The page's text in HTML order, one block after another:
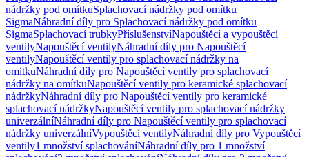
nádržky pod omítkuSplachovací nádržky pod omítku
SigmaNáhradní díly pro Splachovací nádržky pod omítku
SigmaSplachovací trubkyPříslušenstvíNapouštěcí a vypouštěcí
ventilyNapouštěcí ventilyNáhradní díly pro Napouštěcí
ventilyNapouštěcí ventily pro splachovací nádržky na
omítkuNáhradní díly pro Napouštěcí ventily pro splachovací
nádržky na omítkuNapouštěcí ventily pro keramické splachovací
nádržkyNáhradní díly pro Napouštěcí ventily pro keramické
splachovací nádržkyNapouštěcí ventily pro splachovací nádržky
univerzálníNáhradní díly pro Napouštěcí ventily pro splachovací
nádržky univerzálníVypouštěcí ventilyNáhradní díly pro Vypouštěcí
ventily1 množství splachováníNáhradní díly pro 1 množství